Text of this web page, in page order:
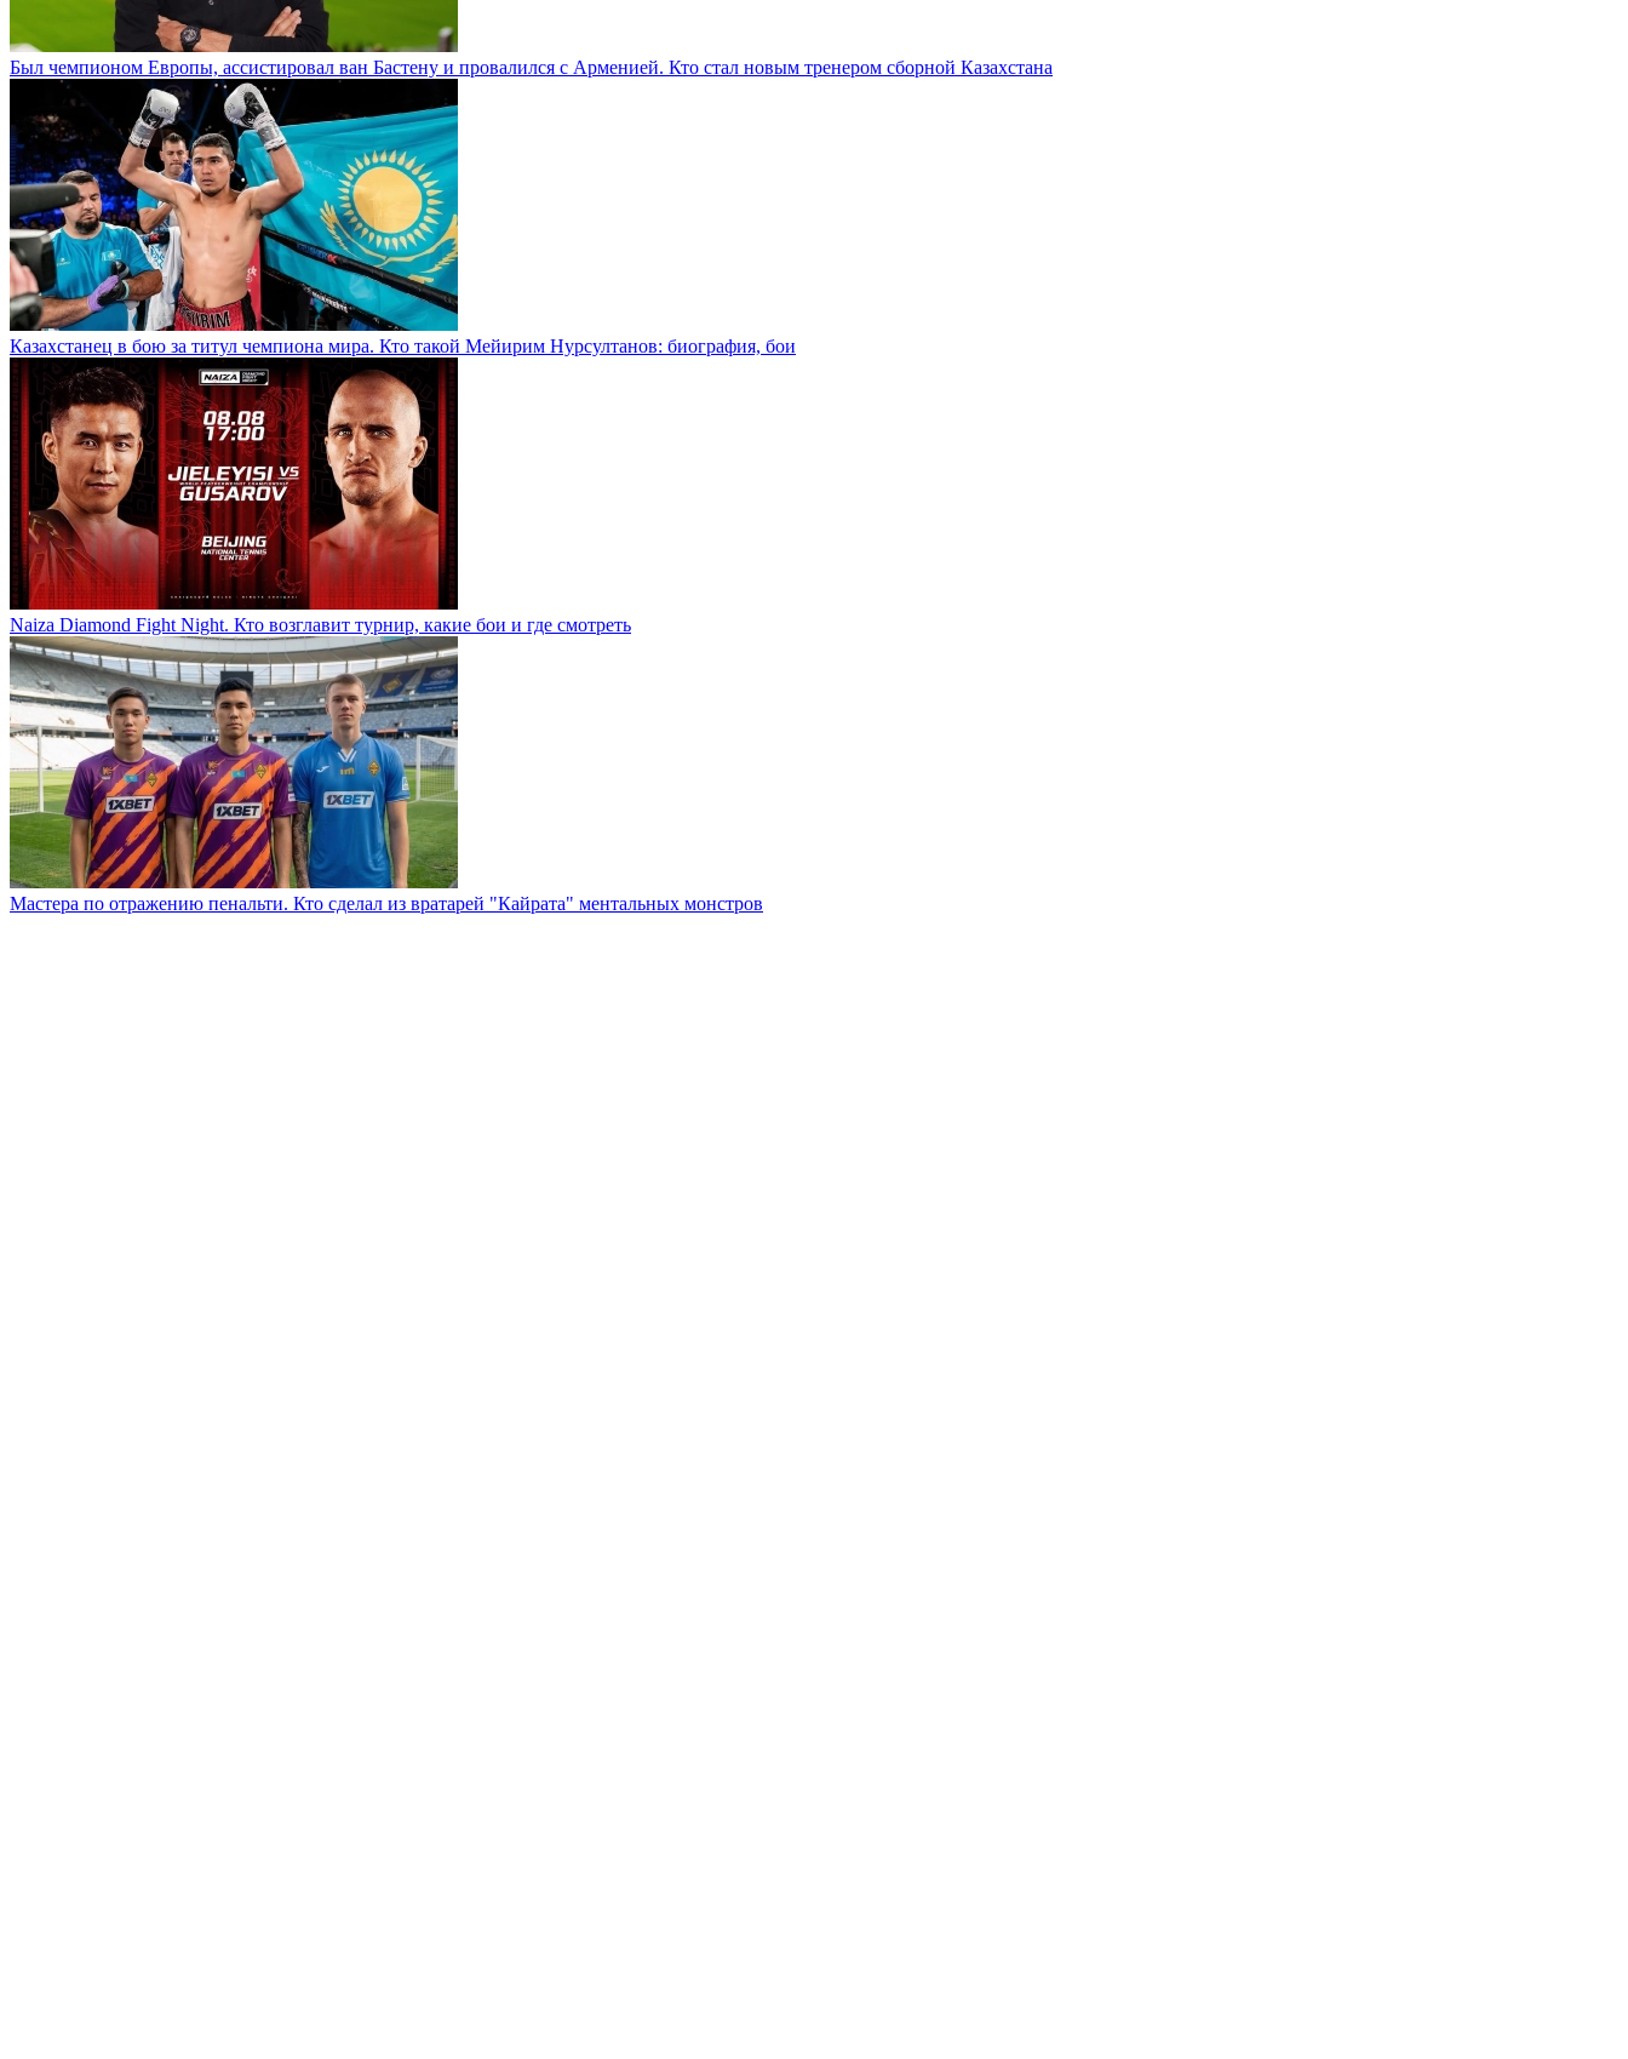
Был чемпионом Европы, ассистировал ван Бастену и провалился с Арменией. Кто стал новым тренером сборной Казахстана
Казахстанец в бою за титул чемпиона мира. Кто такой Мейирим Нурсултанов: биография, бои
Naiza Diamond Fight Night. Кто возглавит турнир, какие бои и где смотреть
Мастера по отражению пенальти. Кто сделал из вратарей "Кайрата" ментальных монстров